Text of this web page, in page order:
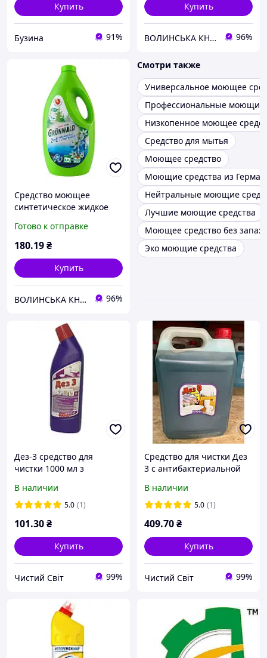
Купить
Бузина 91%
Купить
ВОЛИНСЬКА КНОПКА 96%
Средство моющее
синтетическое жидкое
белых тканей ТМ
Grünwald 2 in 1 3.7 кг
Готово к отправке
180.19₴
Купить
ВОЛИНСЬКА КНОПКА 96%
Смотри также
Универсальное моющее
Профессиональные моющие
Низкопенное моющее
Средство для мытья
Моющее средство
Моющие средства из
Нейтральные моющие
Лучшие моющие средства
Моющее средство без запаха
Эко моющие средства
Дез-3 средство для
чистки 1000 мл з
обработкой
В наличии
5.0 (1)
101.30₴
Купить
Чистий Світ 99%
Средство для чистки Дез
3 с антибактериальной
В наличии
5.0 (1)
409.70₴
Купить
Чистий Світ 99%